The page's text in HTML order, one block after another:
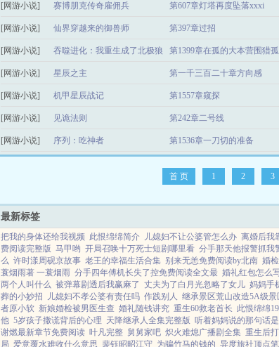
大佬
[网游小说] 赛博朋克传奇雇佣兵 第607章灯塔再度坠落xxxi
[网游小说] 仙界穿越来的御兽师 第397章过招
[网游小说] 吞噬进化：我重生成了北极狼 第1399章在孤的大本营围猎孤
[网游小说] 星辰之主 第一千三百二十章方向感
[网游小说] 机甲星辰战记 第1557章窥探
[网游小说] 见诡法则 第242章二号线
[网游小说] 序列：吃神者 第1536章一刀切的准备
首 页 1 2 3
最新标签
把我的身体还给我视频 此恨绵绵简介 儿媳妇不让公婆管怎么办 离婚后我
费阅读完整版 马甲哟 开局召唤十万死士短剧哪里看 分手那天他报警抓我
么 许时漾周砚京故事 老王的幸福生活合集 别来无恙免费阅读by北南 婚
蓑烟雨著 一蓑烟雨 分手四年傅机长失了控免费阅读全文最 婚礼红包怎么
两个人叫什么 被弹幕剧透后我赢麻了 丈夫为了白月光忽略了女儿 妈妈手
葬的小妙招
儿媳妇不孝公婆有责任吗 作践别人 继承景区荒山改造5A级景
者原小软 新娘婚检被男医生查 婚礼随钱讲究 重生60救老首长 此恨绵绵
他 5岁孩子撒谎背后的心理 天降继承人全集完整版 听着妈妈说的那句话
谢燃最新章节免费阅读 叶凡完整 舅舅家吧 炽火难熄广播剧全集 重生后
局 爱意覆水难收什么意思 裴钰昭昭江守 为骗竹马的钱的 异度旅社顶点